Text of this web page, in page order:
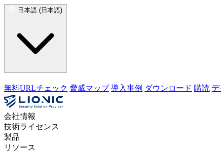
日本語 (日本語)
無料URLチェック 脅威マップ 導入事例 ダウンロード 購読
会社情報
技術ライセンス
製品
リソース